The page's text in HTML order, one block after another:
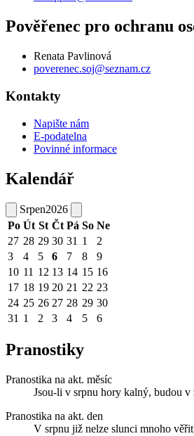
Pověřenec pro ochranu
Renata Pavlinová
poverenec.soj@seznam.cz
Kontakty
Napište nám
E-podatelna
Povinné informace
Kalendář
Srpen2026
Po Út St Čt Pá So Ne
27 28 29 30 31 1
2
3
4 5 6 7 8
9
10 11 12 13 14 15 16
17 18 19 20 21 22 23
24 25 26 27 28 29 30
31 1 2 3 4 5 6
Pranostiky
Pranostika na akt. měsíc
Jsou-li v srpnu hory kalný, budou v
Pranostika na akt. den
V srpnu již nelze slunci mnoho